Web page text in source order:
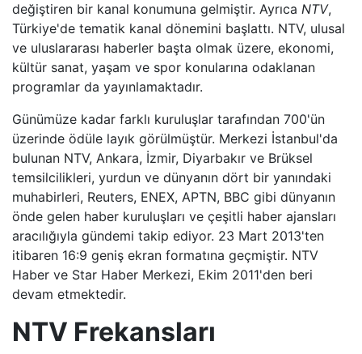
BI KANAL
değiştiren bir kanal konumuna gelmiştir. Ayrıca NTV,
Türkiye'de tematik kanal dönemini başlattı. NTV, ulusal
ve uluslararası haberler başta olmak üzere, ekonomi,
kültür sanat, yaşam ve spor konularına odaklanan
programlar da yayınlamaktadır.
Günümüze kadar farklı kuruluşlar tarafından 700'ün
üzerinde ödüle layık görülmüştür. Merkezi İstanbul'da
bulunan NTV, Ankara, İzmir, Diyarbakır ve Brüksel
temsilcilikleri, yurdun ve dünyanın dört bir yanındaki
muhabirleri, Reuters, ENEX, APTN, BBC gibi dünyanın
önde gelen haber kuruluşları ve çeşitli haber ajansları
aracılığıyla gündemi takip ediyor. 23 Mart 2013'ten
itibaren 16:9 geniş ekran formatına geçmiştir. NTV
Haber ve Star Haber Merkezi, Ekim 2011'den beri
devam etmektedir.
NTV Frekansları